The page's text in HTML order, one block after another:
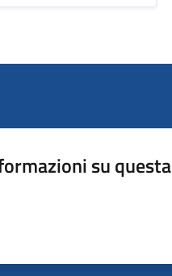
su questa